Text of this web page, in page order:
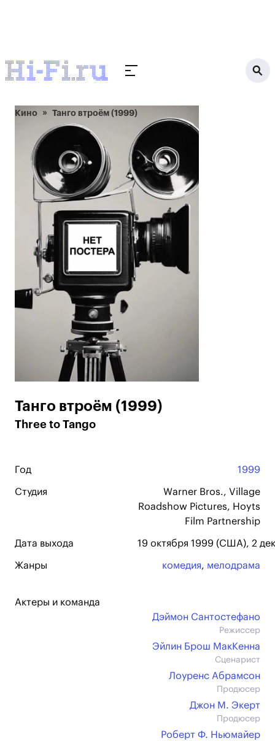
Кино Танго втроём (1999)
Танго втроём (1999)
Three to Tango
Год 1999
Студия
Warner Bros., Village
Roadshow Pictures, Hoyts
Film Partnership
Дата выхода 19 октября 1999 (США), 2
Жанры комедия, мелодрама
Актеры и команда
Дэймон Сантостефано
Режиссер
Эйлин Брош МакКенна
Сценарист
Лоуренс Абрамсон
Продюсер
Джон М. Экерт
Продюсер
Роберт Ф. Ньюмайер